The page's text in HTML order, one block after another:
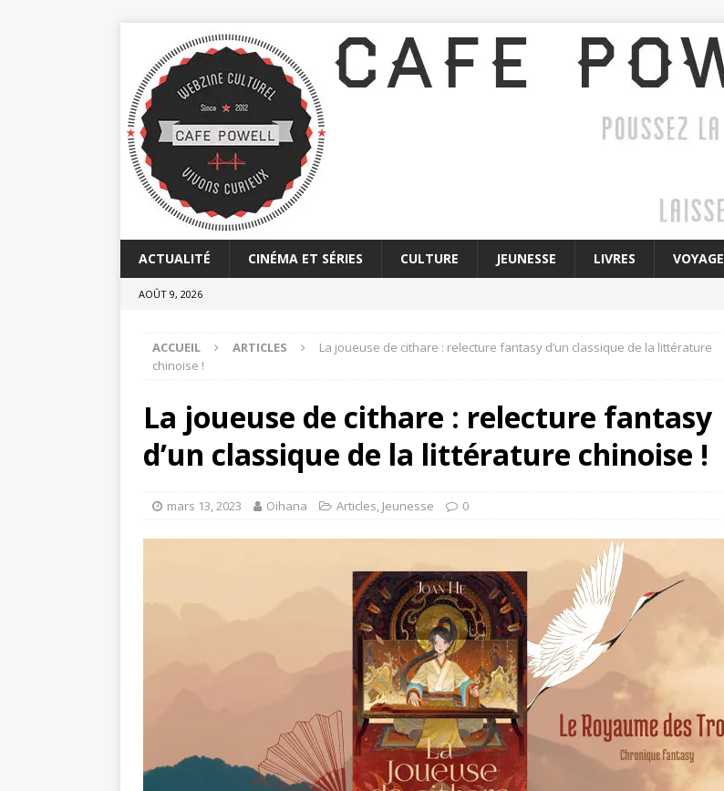
ACTUALITÉ CINÉMA ET SÉRIES CULTURE JEUNESSE LIVRES VOYAGE
AOÛT 9, 2026
ACCUEIL ARTICLES
La joueuse de cithare : relecture fantasy d’un classique de la littérature
chinoise !
La joueuse de cithare : relecture fantasy
d’un classique de la littérature chinoise !
mars 13, 2023 Oihana Articles, Jeunesse 0